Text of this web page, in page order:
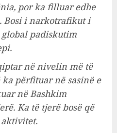
por ka filluar edhe
Bosi i narkotrafikut i
padiskutim
në nivelin më të
përfituar në sasinë e
në Bashkim
Ka të tjerë bosë që
aktivitet.